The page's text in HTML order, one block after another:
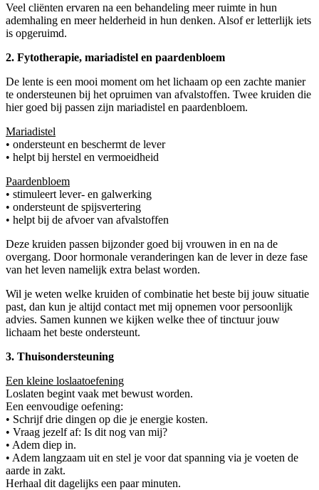
Veel cliënten ervaren na een behandeling meer ruimte in hun
ademhaling en meer helderheid in hun denken. Alsof er letterlijk iets
is opgeruimd.
2. Fytotherapie, mariadistel en paardenbloem
De lente is een mooi moment om het lichaam op een zachte manier
te ondersteunen bij het opruimen van afvalstoffen. Twee kruiden die
hier goed bij passen zijn mariadistel en paardenbloem.
Mariadistel
• ondersteunt en beschermt de lever
• helpt bij herstel en vermoeidheid
Paardenbloem
• stimuleert lever- en galwerking
• ondersteunt de spijsvertering
• helpt bij de afvoer van afvalstoffen
Deze kruiden passen bijzonder goed bij vrouwen in en na de
overgang. Door hormonale veranderingen kan de lever in deze fase
van het leven namelijk extra belast worden.
Wil je weten welke kruiden of combinatie het beste bij jouw situatie
past, dan kun je altijd contact met mij opnemen voor persoonlijk
advies. Samen kunnen we kijken welke thee of tinctuur jouw
lichaam het beste ondersteunt.
3. Thuisondersteuning
Een kleine loslaatoefening
Loslaten begint vaak met bewust worden.
Een eenvoudige oefening:
• Schrijf drie dingen op die je energie kosten.
• Vraag jezelf af: Is dit nog van mij?
• Adem diep in.
• Adem langzaam uit en stel je voor dat spanning via je voeten de
aarde in zakt.
Herhaal dit dagelijks een paar minuten.